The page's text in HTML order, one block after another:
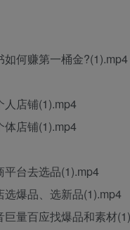
何赚第一桶金?(1).mp4
人店铺(1).mp4
体店铺(1).mp4
平台去选品(1).mp4
爆品、选新品(1).mp4
巨量百应找爆品和素材